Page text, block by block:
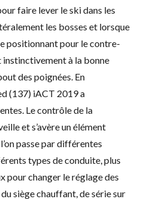
faire lever le ski dans les
les bosses et lorsque
positionnant pour le contre-
instinctivement à la bonne
des poignées. En
(137) iACT 2019 a
Le contrôle de la
et s’avère un élément
passe par différentes
types de conduite, plus
pour changer le réglage des
siège chauffant, de série sur